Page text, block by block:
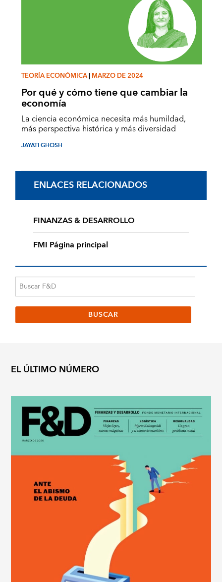
TEORÍA ECONÓMICA|MARZO DE 2024
Por qué y cómo tiene que cambiar la
economía
La ciencia económica necesita más humildad,
más perspectiva histórica y más diversidad
JAYATI GHOSH
ENLACES RELACIONADOS
FINANZAS & DESARROLLO
FMI Página principal
EL ÚLTIMO NÚMERO